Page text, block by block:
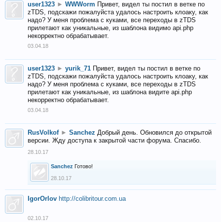
user1323 ► WWWorm Привет, видел ты постил в ветке по
zTDS, подскажи пожалуйста удалось настроить клоаку, как
надо? У меня проблема с куками, все переходы в zTDS
прилетают как уникальные, из шаблона видимо api.php
некорректно обрабатывает.
03.04.18
user1323 ► yurik_71 Привет, видел ты постил в ветке по
zTDS, подскажи пожалуйста удалось настроить клоаку, как
надо? У меня проблема с куками, все переходы в zTDS
прилетают как уникальные, из шаблона видите api.php
некорректно обрабатывает.
03.04.18
RusVolkof ► Sanchez Добрый день. Обновился до открытой
версии. Жду доступа к закрытой части форума. Спасибо.
28.10.17
Sanchez Готово!
28.10.17
IgorOrlov http://colibritour.com.ua
02.10.17